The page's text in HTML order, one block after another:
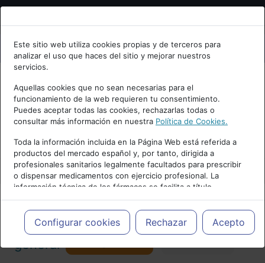
Bienvenid@ a psiquiatria.com
Escribe tu Email
Accede o regístrate con tu email.
Cancelar
Este sitio web utiliza cookies propias y de terceros para
analizar el uso que haces del sitio y mejorar nuestros
servicios.
Aquellas cookies que no sean necesarias para el
funcionamiento de la web requieren tu consentimiento.
Puedes aceptar todas las cookies, rechazarlas todas o
consultar más información en nuestra Política de Cookies.
Toda la información incluida en la Página Web está referida a
productos del mercado español y, por tanto, dirigida a
profesionales sanitarios legalmente facultados para prescribir
o dispensar medicamentos con ejercicio profesional. La
información técnica de los fármacos se facilita a título
meramente informativo, siendo responsabilidad de los
profesionales facultados prescribir medicamentos y decidir, en
cada caso concreto, el tratamiento más adecuado a las
necesidades del paciente.
Configurar cookies Rechazar Acepto
Actualidad y Artículos|Psiquiatría
general